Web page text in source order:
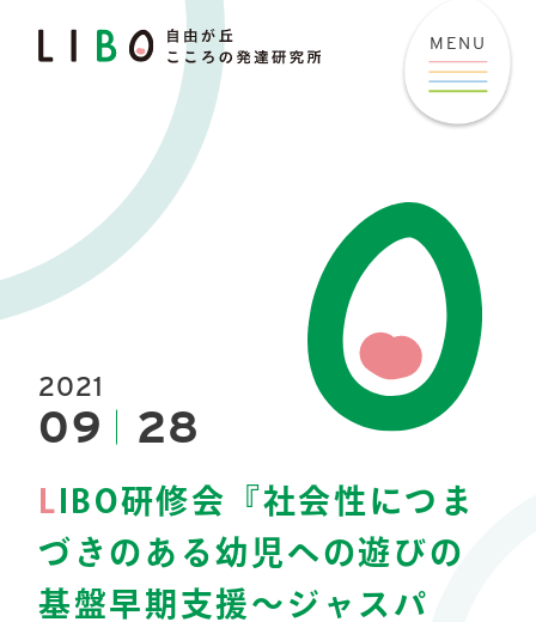
MENU
2021
09 28
L IBO研修会『社会性につま
づきのある幼児への遊びの
基盤早期支援～ジャスパ